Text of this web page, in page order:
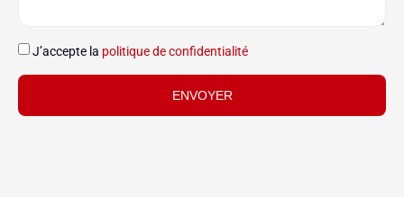
J’accepte la politique de confidentialité
ENVOYER